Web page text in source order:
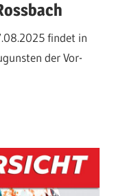
findet in
der Vor-